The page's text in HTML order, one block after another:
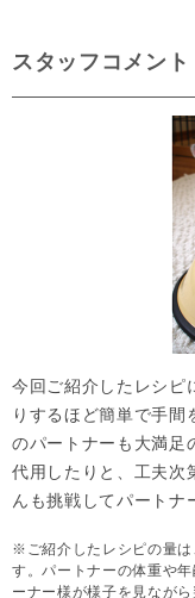
スタッフコメント
今回ご紹介したレシピ
りするほど簡単で手間
のパートナーも大満足
代用したりと、工夫次
んも挑戦してパートナ
※ご紹介したレシピの量
す。パートナーの体重や
ーナー様が様子を見なが